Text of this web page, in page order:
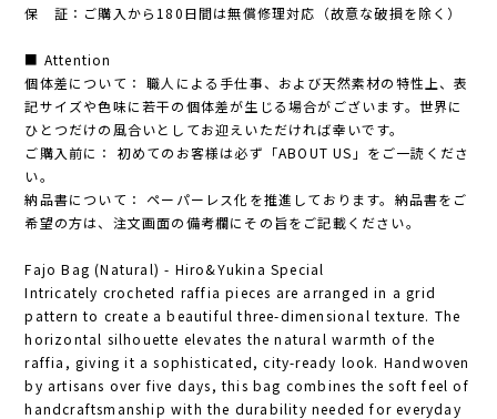
保 証：ご購入から180日間は無償修理対応（故意な破損を除く）
■ Attention
個体差について： 職人による手仕事、および天然素材の特性上、表
記サイズや色味に若干の個体差が生じる場合がございます。世界に
ひとつだけの風合いとしてお迎えいただければ幸いです。
ご購入前に： 初めてのお客様は必ず「ABOUT US」をご一読くださ
い。
納品書について： ペーパーレス化を推進しております。納品書をご
希望の方は、注文画面の備考欄にその旨をご記載ください。
Fajo Bag (Natural) - Hiro&Yukina Special
Intricately crocheted raffia pieces are arranged in a grid
pattern to create a beautiful three-dimensional texture. The
horizontal silhouette elevates the natural warmth of the
raffia, giving it a sophisticated, city-ready look. Handwoven
by artisans over five days, this bag combines the soft feel of
handcraftsmanship with the durability needed for everyday